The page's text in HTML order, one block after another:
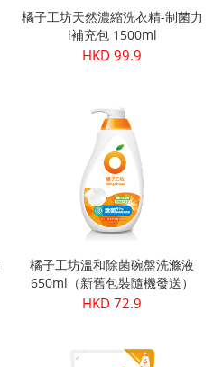
橘子工坊天然濃縮洗衣精-制菌力
l補充包 1500ml
HKD 99.9
橘子工坊溫和除菌碗盤洗滌液
650ml（新舊包裝隨機發送）
HKD 72.9